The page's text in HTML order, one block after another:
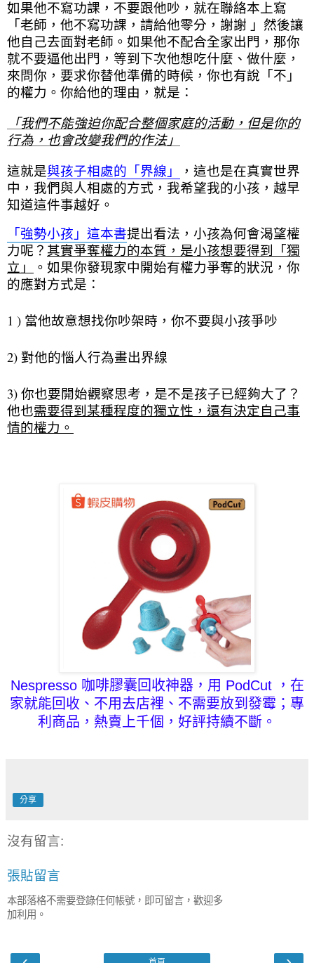
如果他不寫功課，不要跟他吵，就在聯絡本上寫
「老師，他不寫功課，請給他零分，謝謝 」然後讓
他自己去面對老師。如果他不配合全家出門，那你
就不要逼他出門，等到下次他想吃什麼、做什麼，
來問你，要求你替他準備的時候，你也有說「不」
的權力。你給他的理由，就是：
「我們不能強迫你配合整個家庭的活動，但是你的
行為，也會改變我們的作法」
這就是與孩子相處的「界線」
，這也是在真實世界
中，我們與人相處的方式，我希望我的小孩，越早
知道這件事越好。
「強勢小孩」這本書提出看法，小孩為何會渴望權
力呢？ 其實爭奪權力的本質，是小孩想要得到「獨
立」
。如果你發現家中開始有權力爭奪的狀況，你
的應對方式是：
1 ) 當他故意想找你吵架時，你不要與小孩爭吵
2) 對他的惱人行為畫出界線
3) 你也要開始觀察思考，是不是孩子已經夠大了？
他也需要得到某種程度的獨立性，還有決定自己事
情的權力。
Nespresso 咖啡膠囊 回收神器，用 PodCut ，在
家就能回收、不用去店裡、不需要放到發霉；專
利商品，熱賣上千個，好評持續不斷。
分享
沒有留言:
張貼留言
本部落格不需要登錄任何帳號，即可留言，歡迎多
加利用。